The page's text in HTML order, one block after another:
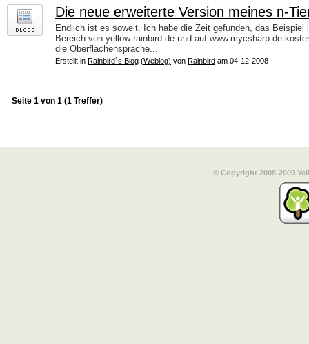
Die neue erweiterte Version meines n-
Endlich ist es soweit. Ich habe die Zeit gefunden, das
Bereich von yellow-rainbird.de und auf www.mycsharp.de
die Oberflächensprache...
Erstellt in Rainbird´s Blog (Weblog) von Rainbird am 04-12-2008
Seite 1 von 1 (1 Treffer)
© Copyright 2008-2009